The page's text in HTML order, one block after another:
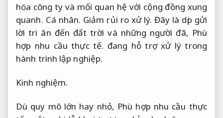
hóa công ty và mối quan hệ với cộng đồng xung
quanh. Cá nhân. Giảm rủi ro xử lý. Đây là dịp gửi
lời tri ân đến đất trời và những người đã, Phù
hợp nhu cầu thực tế. đang hỗ trợ xử lý trong
hành trình lập nghiệp.
Kinh nghiệm.
Dù quy mô lớn hay nhỏ, Phù hợp nhu cầu thực